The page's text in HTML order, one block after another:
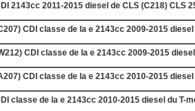
2143cc 2011-2015 diesel de CLS (C218) CLS
CDI classe de la e 2143cc 2009-2015
CDI classe de la e 2143cc 2009-2015
CDI classe de la e 2143cc 2010-2015
classe de la e 2143cc 2010-2015 diesel du T-